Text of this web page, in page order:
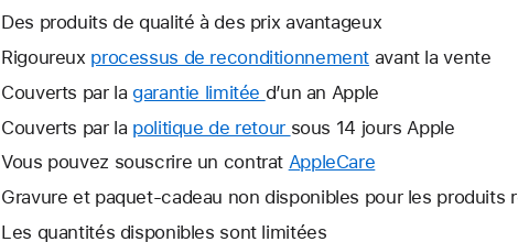
Des produits de qualité à des prix avantageux
Rigoureux processus de reconditionnement avant la vente
Couverts par la garantie limitée Une
nouvelle
s’ouvre.
d’un an Apple
Couverts par la politique de retour Une
nouvelle
s’ouvre.
sous 14 jours Apple
Vous pouvez souscrire un contrat AppleCare
nouvelle
Gravure et paquet-cadeau non disponibles pour les produits
Les quantités disponibles sont limitées